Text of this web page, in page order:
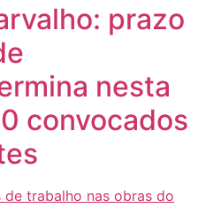
prazo
nesta
convocados